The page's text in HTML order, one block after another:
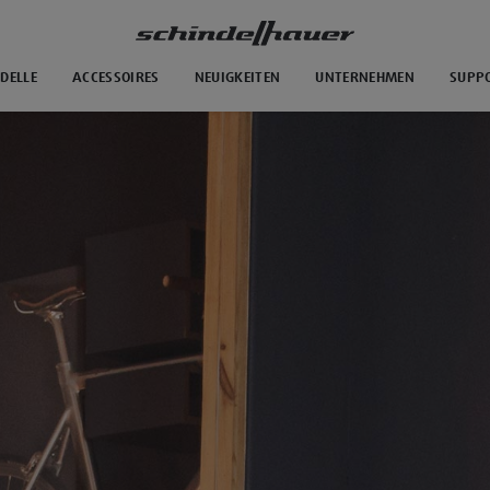
ACCESSOIRES NEUIGKEITEN UNTERNEHMEN